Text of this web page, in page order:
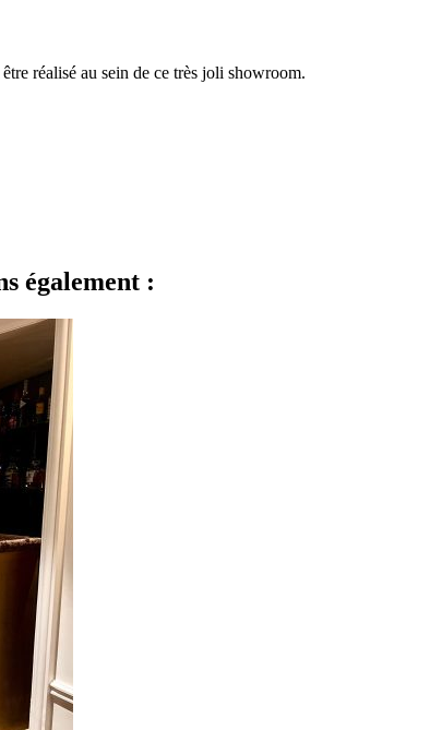
réalisé au sein de ce très joli showroom.
également :